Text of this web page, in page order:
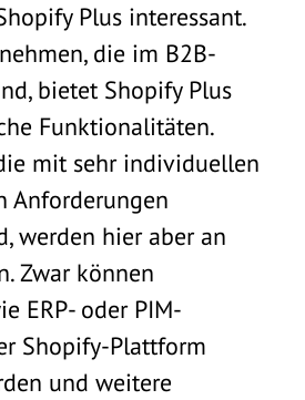
Plus interessant.
die im B2B-
bietet Shopify Plus
Funktionalitäten.
mit sehr individuellen
Anforderungen
werden hier aber an
Zwar können
ERP- oder PIM-
Shopify-Plattform
und weitere